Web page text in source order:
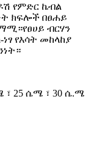
የምድር ኬብል
ክፍሎች በፀሐይ
ብርሃን
የእሳት መከላከያ
፣ 25 ሴሜ ፣ 30 ሴ.ሜ